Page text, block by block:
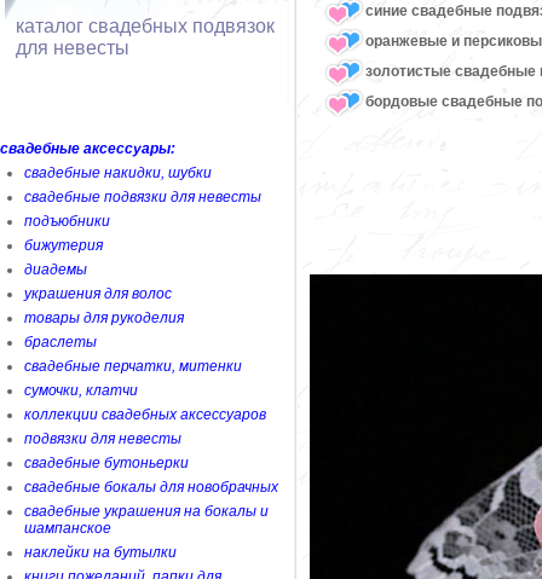
каталог свадебных подвязок
для невесты
свадебные аксессуары:
свадебные накидки, шубки
свадебные подвязки для невесты
подъюбники
бижутерия
диадемы
украшения для волос
товары для рукоделия
браслеты
свадебные перчатки, митенки
сумочки, клатчи
коллекции свадебных аксессуаров
подвязки для невесты
свадебные бутоньерки
свадебные бокалы для новобрачных
свадебные украшения на бокалы и
шампанское
наклейки на бутылки
синие свадебные
оранжевые и
золотистые свадебные
бордовые свадебные